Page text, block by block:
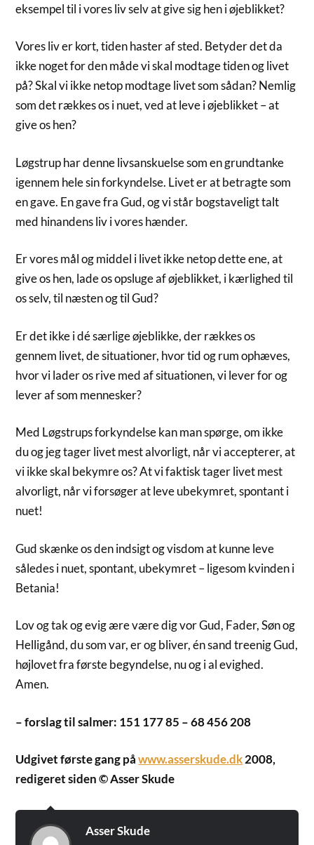
eksempel til i vores liv selv at give sig hen i øjeblikket?
Vores liv er kort, tiden haster af sted. Betyder det da
ikke noget for den måde vi skal modtage tiden og livet
på? Skal vi ikke netop modtage livet som sådan? Nemlig
som det rækkes os i nuet, ved at leve i øjeblikket – at
give os hen?
Løgstrup har denne livsanskuelse som en grundtanke
igennem hele sin forkyndelse. Livet er at betragte som
en gave. En gave fra Gud, og vi står bogstaveligt talt
med hinandens liv i vores hænder.
Er vores mål og middel i livet ikke netop dette ene, at
give os hen, lade os opsluge af øjeblikket, i kærlighed til
os selv, til næsten og til Gud?
Er det ikke i dé særlige øjeblikke, der rækkes os
gennem livet, de situationer, hvor tid og rum ophæves,
hvor vi lader os rive med af situationen, vi lever for og
lever af som mennesker?
Med Løgstrups forkyndelse kan man spørge, om ikke
du og jeg tager livet mest alvorligt, når vi accepterer, at
vi ikke skal bekymre os? At vi faktisk tager livet mest
alvorligt, når vi forsøger at leve ubekymret, spontant i
nuet!
Gud skænke os den indsigt og visdom at kunne leve
således i nuet, spontant, ubekymret – ligesom kvinden i
Betania!
Lov og tak og evig ære være dig vor Gud, Fader, Søn og
Helligånd, du som var, er og bliver, én sand treenig Gud,
højlovet fra første begyndelse, nu og i al evighed.
Amen.
– forslag til salmer: 151 177 85 – 68 456 208
Udgivet første gang påwww.asserskude.dk2008,
redigeret siden © Asser Skude
Asser Skude